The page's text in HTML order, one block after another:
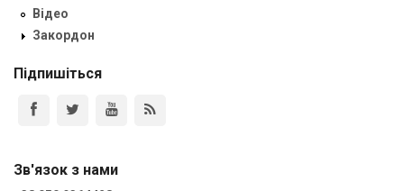
Відео
Закордон
Підпишіться
Зв'язок з нами